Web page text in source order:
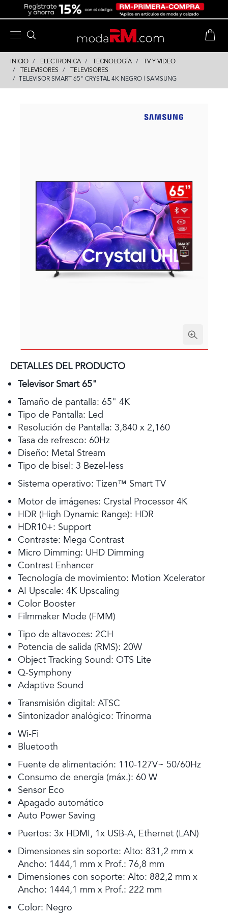
INICIO ELECTRONICA TECNOLOGÍA
TV Y VIDEO
TELEVISORES
TELEVISORES
TELEVISOR SMART 65" CRYSTAL 4K NEGRO | SAMSUNG
DETALLES DEL PRODUCTO
Televisor Smart 65"
Tamaño de pantalla: 65" 4K
Tipo de Pantalla: Led
Resolución de Pantalla: 3,840 x 2,160
Tasa de refresco: 60Hz
Diseño: Metal Stream
Tipo de bisel: 3 Bezel-less
Sistema operativo: Tizen™ Smart TV
Motor de imágenes: Crystal Processor 4K
HDR (High Dynamic Range): HDR
HDR10+: Support
Contraste: Mega Contrast
Micro Dimming: UHD Dimming
Contrast Enhancer
Tecnología de movimiento: Motion Xcelerator
AI Upscale: 4K Upscaling
Color Booster
Filmmaker Mode (FMM)
Tipo de altavoces: 2CH
Potencia de salida (RMS): 20W
Object Tracking Sound: OTS Lite
Q-Symphony
Adaptive Sound
Transmisión digital: ATSC
Sintonizador analógico: Trinorma
Wi-Fi
Bluetooth
Fuente de alimentación: 110-127V~ 50/60Hz
Consumo de energía (máx.): 60 W
Sensor Eco
Apagado automático
Auto Power Saving
Puertos: 3x HDMI, 1x USB-A, Ethernet (LAN)
Dimensiones sin soporte: Alto: 831,2 mm x
Ancho: 1444,1 mm x Prof.: 76,8 mm
Dimensiones con soporte: Alto: 882,2 mm x
Ancho: 1444,1 mm x Prof.: 222 mm
Color: Negro